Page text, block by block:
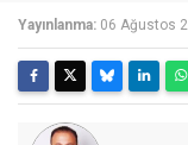
Yayınlanma: 06 Ağustos